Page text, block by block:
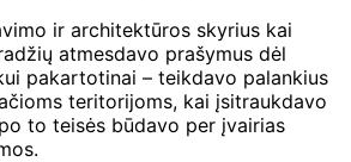
ir architektūros skyrius kai
atmesdavo prašymus dėl
pakartotinai – teikdavo palankius
teritorijoms, kai įsitraukdavo
to teisės būdavo per įvairias